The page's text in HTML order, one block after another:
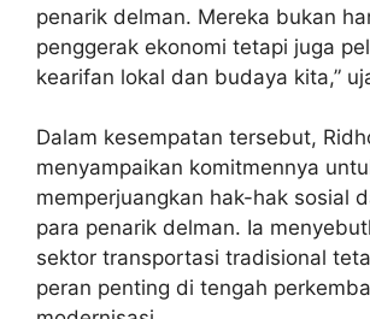
penarik delman. Mereka bukan
penggerak ekonomi tetapi juga
kearifan lokal dan budaya kita,”
Dalam kesempatan tersebut,
menyampaikan komitmennya
memperjuangkan hak-hak sosial
para penarik delman. Ia
sektor transportasi tradisional
peran penting di tengah